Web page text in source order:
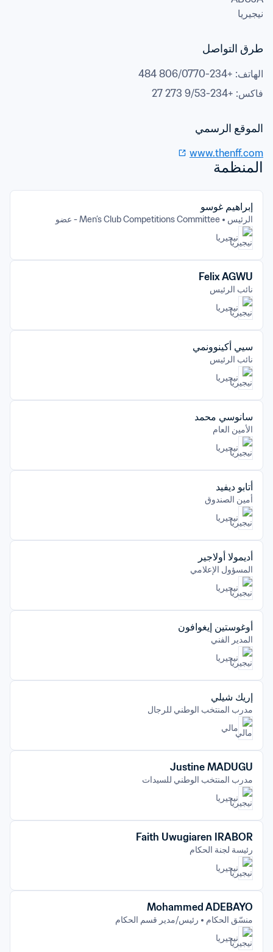
نيجيريا
طرق التواصل
الهاتف:
+234-806/0770 484
فاكس:
+234-9/53 273 27
الموقع الرسمي
www.thenff.com
المنظمة
إبراهيم غوسو
الرئيس
Men’s Club Competitions Committee - عضو
نيجيريا
Felix AGWU
نائب الرئيس
نيجيريا
سيي أكينوونمي
نائب الرئيس
نيجيريا
سانوسي محمد
الأمين العام
نيجيريا
أتابو ديفيد
أمين الصندوق
نيجيريا
أديمولا أولاجير
المسؤول الإعلامي
نيجيريا
أوغوستين إيغوافون
المدير الفني
نيجيريا
إريك شيلي
مدرب المنتخب الوطني للرجال
مالي
Justine MADUGU
مدرب المنتخب الوطني للسيدات
نيجيريا
Faith Uwugiaren IRABOR
رئيسة لجنة الحكام
نيجيريا
Mohammed ADEBAYO
منسّق الحكام
رئيس/مدير قسم الحكام
نيجيريا